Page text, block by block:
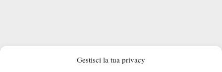
Gestisci la tua privacy
Il 30enne capitolino, dopo i forfait di Carlos Alcaraz (già